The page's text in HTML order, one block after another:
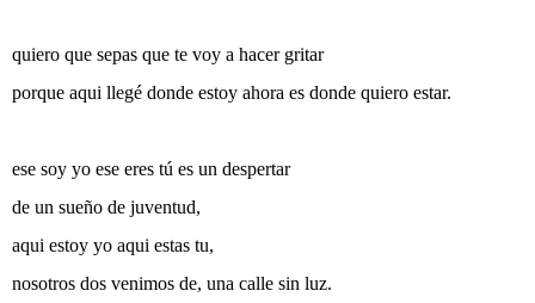
quiero que sepas que te voy a hacer gritar
porque aqui llegé donde estoy ahora es donde quiero estar.
ese soy yo ese eres tú es un despertar
de un sueño de juventud,
aqui estoy yo aqui estas tu,
nosotros dos venimos de, una calle sin luz.